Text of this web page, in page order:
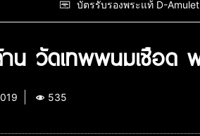
บัตรรับรองพระแท้ D-Amulet
าน วัดเทพพนมเชือด
535